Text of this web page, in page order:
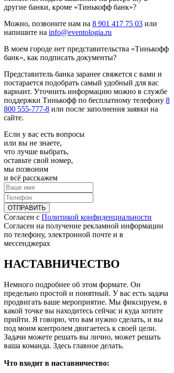
другие банки, кроме «Тинькофф банк»?
Можно, позвоните нам на 8 901 417 75 03 или
напишите на info@eventologia.ru
В моем городе нет представительства «Тинькофф
банк», как подписать документы?
Представитель банка заранее свяжется с вами и
постарается подобрать самый удобный для вас
вариант. Уточнить информацию можно в службе
поддержки Тинькофф по бесплатному телефону 8
800 555-777-8 или после заполнения заявки на
сайте.
Если у вас есть вопросы
или вы не знаете,
что лучше выбрать,
оставьте свой номер,
мы позвоним
и всё расскажем
ОТПРАВИТЬ
Согласен с Политикой конфиденциальности
Согласен на получение рекламной информации
по телефону, электронной почте и в
мессенджерах
НАСТАВНИЧЕСТВО
Немного подробнее об этом формате. Он
предельно простой и понятный. У вас есть задача
продвигать ваше мероприятие. Мы фиксируем, в
какой точке вы находитесь сейчас и куда хотите
прийти. Я говорю, что вам нужно сделать, и вы
под моим контролем двигаетесь к своей цели.
Задачи можете решать вы лично, может решать
ваша команда. Здесь главное делать.
Что входит в наставничество: